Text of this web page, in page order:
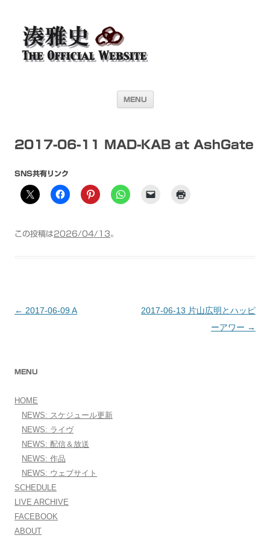
湊雅史オフィシャル・ウェブサイト＜
Masafumi Minato THE
OFFICIAL WEBSITE＞
ウェブサイトです
MENU
2017-06-11 MAD-KAB at AshGate
SNS共有リンク
この投稿は2026/04/13。
投稿ナビゲーション
← 2017-06-09 A
2017-06-13 片山広明とハッピ
ーアワー →
MENU
HOME
NEWS: スケジュール更新
NEWS: ライヴ
NEWS: 配信＆放送
NEWS: 作品
NEWS: ウェブサイト
SCHEDULE
LIVE ARCHIVE
FACEBOOK
ABOUT